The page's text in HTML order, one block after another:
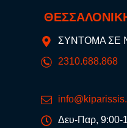
ΣΥΝΤΟΜΑ ΣΕ
2310.688.868
Δευ-Παρ, 9:00-